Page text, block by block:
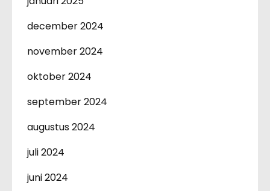
december 2024
november 2024
oktober 2024
september 2024
augustus 2024
juli 2024
juni 2024